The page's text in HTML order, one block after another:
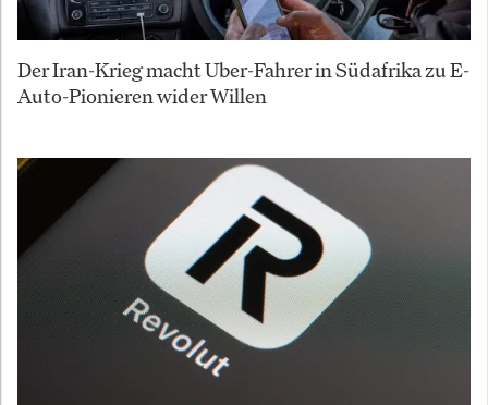
Der Iran-Krieg macht Uber-Fahrer in Südafrika zu E-
Auto-Pionieren wider Willen